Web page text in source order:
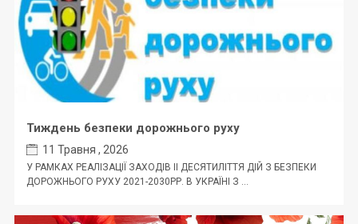
Тиждень безпеки дорожнього руху
11 Травня , 2026
У РАМКАХ РЕАЛІЗАЦІЇ ЗАХОДІВ ІІ ДЕСЯТИЛІТТЯ ДІЙ З БЕЗПЕКИ
ДОРОЖНЬОГО РУХУ 2021-2030РР. В УКРАЇНІ З ...